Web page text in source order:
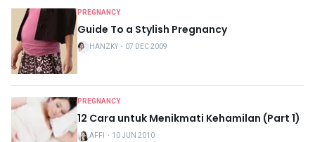
PREGNANCY
Guide To a Stylish Pregnancy
HANZKY ・ 07 DEC 2009
PREGNANCY
12 Cara untuk Menikmati Kehamilan (Part 1)
AFFI ・ 10 JUN 2010